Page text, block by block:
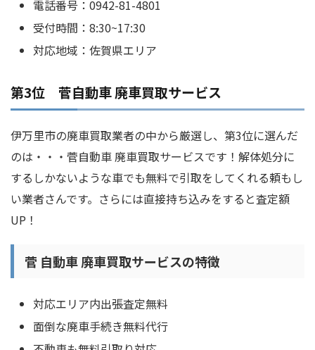
電話番号：0942-81-4801
受付時間：8:30~17:30
対応地域：佐賀県エリア
第3位 菅自動車 廃車買取サービス
伊万里市の廃車買取業者の中から厳選し、第3位に選んだ
のは・・・菅自動車 廃車買取サービスです！解体処分に
するしかないような車でも無料で引取をしてくれる頼もし
い業者さんです。さらには直接持ち込みをすると査定額
UP！
菅 自動車 廃車買取サービスの特徴
対応エリア内出張査定無料
面倒な廃車手続き無料代行